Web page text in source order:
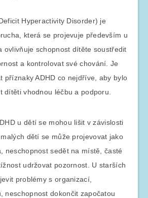
Hyperactivity Disorder) je
která se projevuje především u
ovlivňuje schopnost dítěte soustředit
a kontrolovat své chování. Je
příznaky ADHD co nejdříve, aby bylo
dítěti vhodnou léčbu a podporu.
u dětí se mohou lišit v závislosti
dětí se může projevovat jako
neschopnost sedět na místě, časté
udržovat pozornost. U starších
problémy s organizací,
neschopnost dokončit započatou